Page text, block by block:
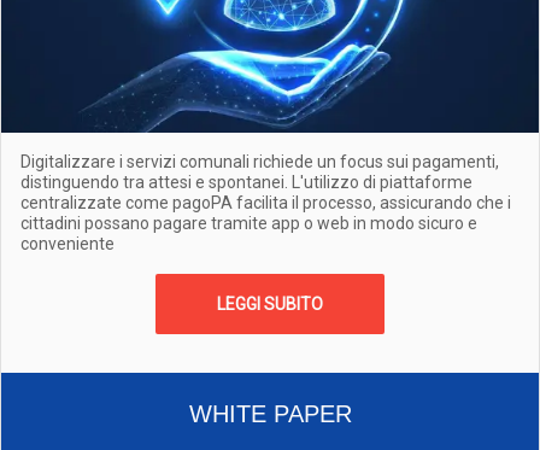
Digitalizzare i servizi comunali richiede un focus sui pagamenti,
distinguendo tra attesi e spontanei. L'utilizzo di piattaforme
centralizzate come pagoPA facilita il processo, assicurando che i
cittadini possano pagare tramite app o web in modo sicuro e
conveniente
LEGGI SUBITO
WHITE PAPER